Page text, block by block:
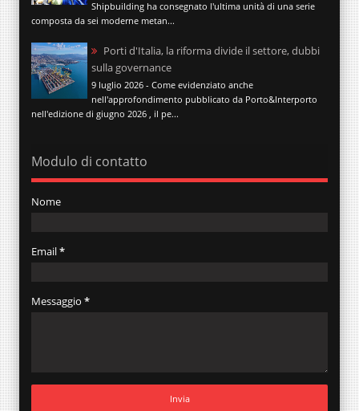
Shipbuilding ha consegnato l'ultima unità di una serie
composta da sei moderne metan...
Porti d'Italia, la riforma divide il settore, dubbi
sulla governance
9 luglio 2026 - Come evidenziato anche
nell'approfondimento pubblicato da Porto&Interporto
nell'edizione di giugno 2026 , il pe...
Modulo di contatto
Nome
Email*
Messaggio *